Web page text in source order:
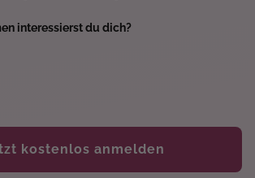
interessierst du dich?
kostenlos anmelden